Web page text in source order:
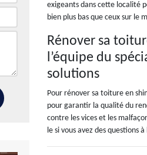
exigeants dans cette localité
bien plus bas que ceux sur le
Rénover sa
l’équipe du
solutions
Pour rénover sa toiture en
pour garantir la qualité du
contre les vices et les
le si vous avez des questions à